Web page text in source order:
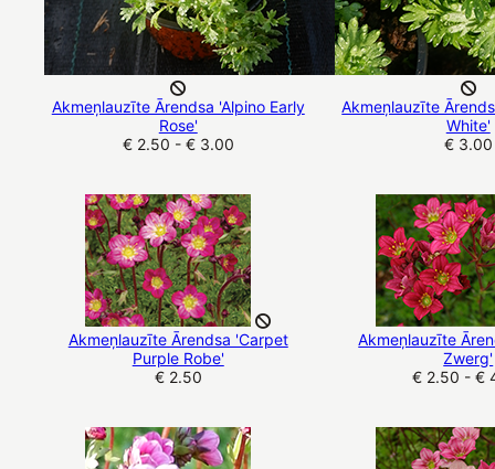
Akmeņlauzīte Ārendsa 'Alpino Early
Rose'
€ 2.50 - € 3.00
Akmeņlauzīte
White'
€ 3.00
Akmeņlauzīte Ārendsa 'Carpet
Purple Robe'
€ 2.50
Akmeņlauzīte
Zwerg'
€ 2.50 - €